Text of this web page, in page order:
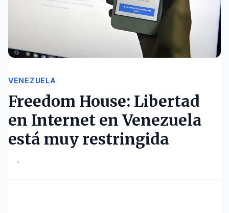
VENEZUELA
Freedom House: Libertad
en Internet en Venezuela
está muy restringida
•